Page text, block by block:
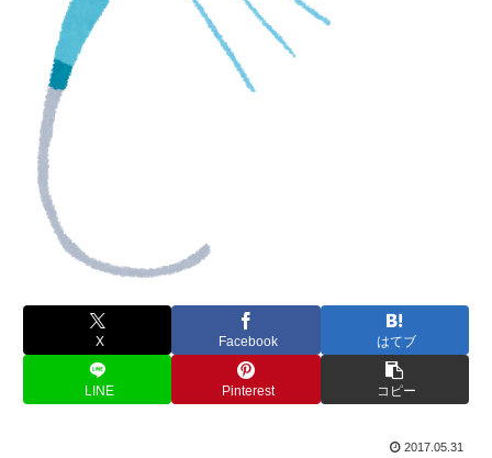
X Facebook はてブ
LINE Pinterest コピー
2017.05.31